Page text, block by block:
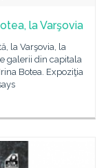
la Varşovia
la Varşovia, la
galerii din capitala
Botea. Expoziţia